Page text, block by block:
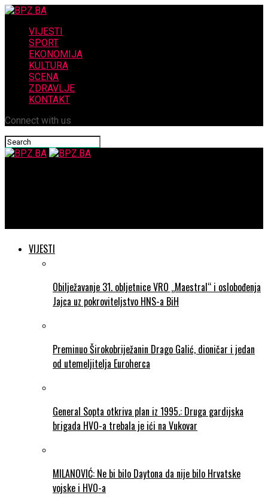
VIJESTI
SPORT
EKONOMIJA
KULTURA
SCENA
ZDRAVLJE
KONTAKT
Connect with us
VIJESTI
Obilježavanje 31. obljetnice VRO „Maestral“ i oslobođenja
Jajca uz pokroviteljstvo HNS-a BiH
Preminuo Širokobriježanin Drago Galić, dioničar i jedan
od utemeljitelja Euroherca
General Sopta otkriva plan iz 1995.: Druga gardijska
brigada HVO-a trebala je ići na Vukovar
MILANOVIĆ: Ne bi bilo Daytona da nije bilo Hrvatske
vojske i HVO-a